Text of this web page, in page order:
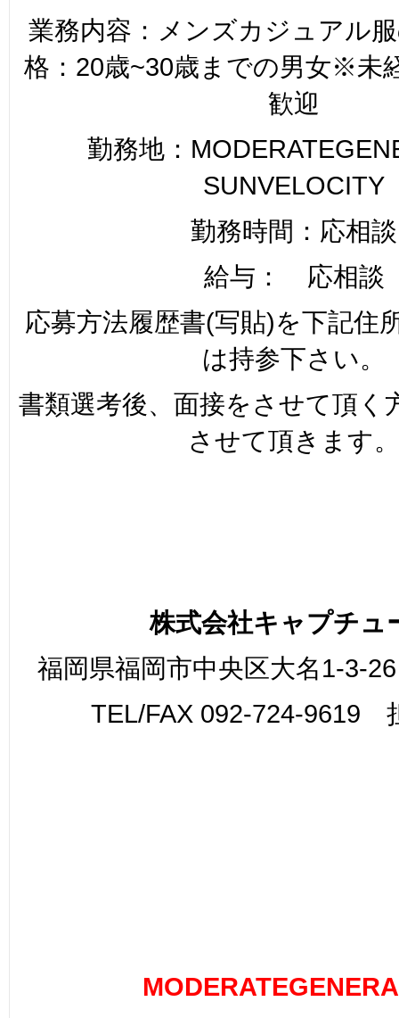
業務内容：メンズカジュアル
格：20歳~30歳までの男女※未
歓迎
勤務地：
SUNVELOCITY
勤務時間：応相談
給与： 応相談
応募方法履歴書(写貼)を下記住
は持参下さい。
書類選考後、面接をさせて頂く
させて頂きます。
株式会社キャプチュ
福岡県福岡市中央区大名1-3-
TEL/FAX 092-724-9619